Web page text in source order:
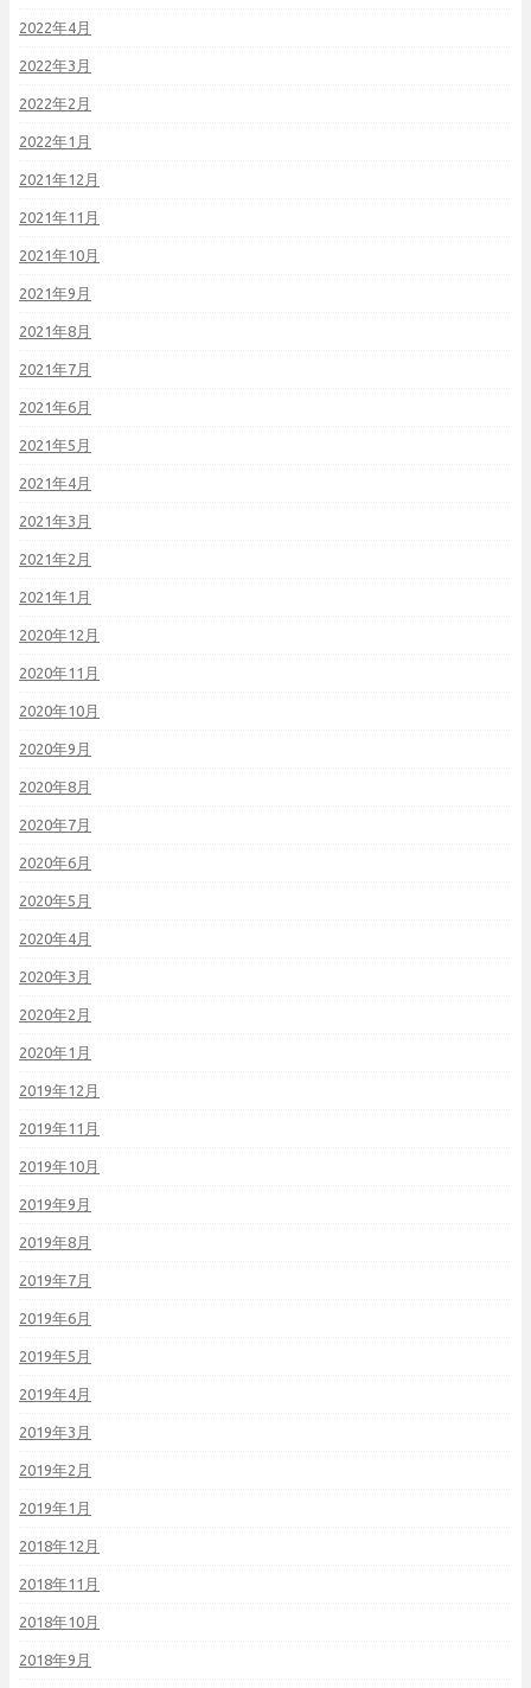
2022年4月
2022年3月
2022年2月
2022年1月
2021年12月
2021年11月
2021年10月
2021年9月
2021年8月
2021年7月
2021年6月
2021年5月
2021年4月
2021年3月
2021年2月
2021年1月
2020年12月
2020年11月
2020年10月
2020年9月
2020年8月
2020年7月
2020年6月
2020年5月
2020年4月
2020年3月
2020年2月
2020年1月
2019年12月
2019年11月
2019年10月
2019年9月
2019年8月
2019年7月
2019年6月
2019年5月
2019年4月
2019年3月
2019年2月
2019年1月
2018年12月
2018年11月
2018年10月
2018年9月